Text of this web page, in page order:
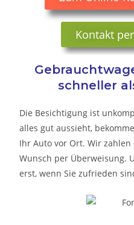
Kontakt
schneller
Die Besichtigung ist
alles gut aussieht,
Ihr Auto vor Ort. Wir
Wunsch per Überweisung.
erst, wenn Sie zufrieden